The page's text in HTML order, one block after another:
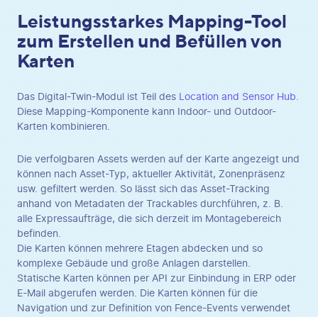
Leistungsstarkes Mapping-Tool
zum Erstellen und Befüllen von
Karten
Das Digital-Twin-Modul ist Teil des Location and Sensor Hub
Diese Mapping-Komponente kann Indoor- und Outdoor-
Karten kombinieren.
Die verfolgbaren Assets werden auf der Karte angezeigt und
können nach Asset-Typ, aktueller Aktivität, Zonenpräsenz
usw. gefiltert werden. So lässt sich das Asset-Tracking
anhand von Metadaten der Trackables durchführen, z. B.
alle Expressaufträge, die sich derzeit im Montagebereich
befinden.
Die Karten können mehrere Etagen abdecken und so
komplexe Gebäude und große Anlagen darstellen.
Statische Karten können per API zur Einbindung in ERP oder
E-Mail abgerufen werden. Die Karten können für die
Navigation und zur Definition von Fence-Events verwendet